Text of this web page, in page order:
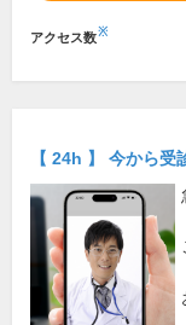
アクセス数※
【 24h 】 今から受